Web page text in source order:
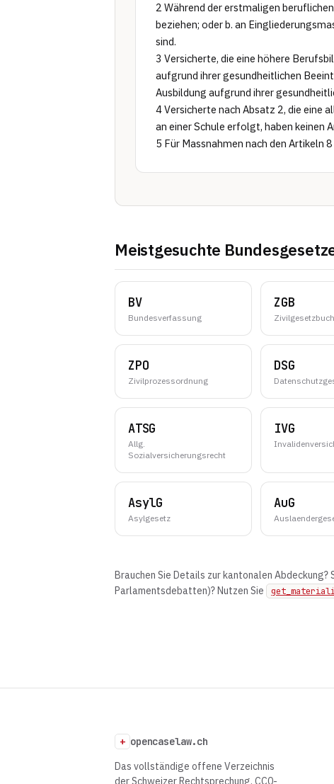
2 Während der erstmaligen
beziehen; oder b. an
sind.
3 Versicherte, die eine höhere
aufgrund ihrer gesundheitlichen
Ausbildung aufgrund ihrer
4 Versicherte nach Absatz 2, die eine
an einer Schule erfolgt, haben keinen
5 Für Massnahmen nach den Artikeln
Meistgesuchte
BV
Bundesverfassung
ZGB
Zivilgesetzbuch
ZPO
Zivilprozessordnung
DSG
ATSG
Allg.
Sozialversicherungsrecht
IVG
AsylG
Asylgesetz
AuG
Brauchen Sie Details zur kantonalen Abdeckung?
Parlamentsdebatten)? Nutzen Sie
+ opencaselaw.ch
Das vollständige offene Verzeichnis
der Schweizer Rechtsprechung. CC0-